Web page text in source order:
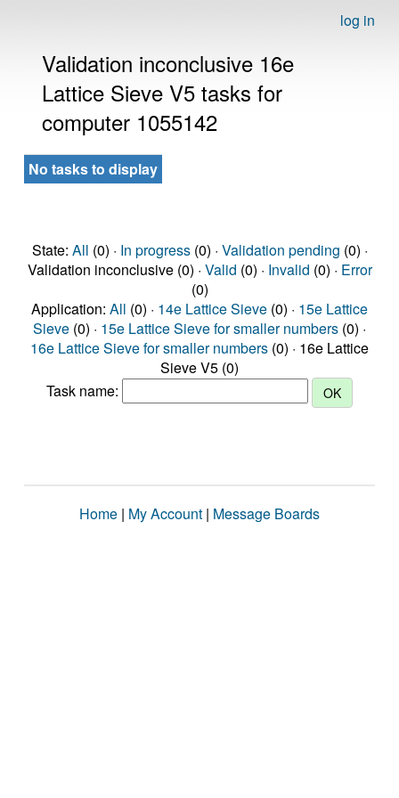
log in
Validation inconclusive 16e
Lattice Sieve V5 tasks for
computer 1055142
No tasks to display
State: All (0) · In progress(0) · Validation pending (0) ·
Validation inconclusive (0) · Valid (0) · Invalid (0) · Error
(0)
Application: All (0) · 14e Lattice Sieve (0) · 15e Lattice
Sieve (0) · 15e Lattice Sieve for smaller numbers (0) ·
16e Lattice Sieve for smaller numbers (0) · 16e Lattice
Sieve V5 (0)
Task name:
Home | My Account | Message Boards